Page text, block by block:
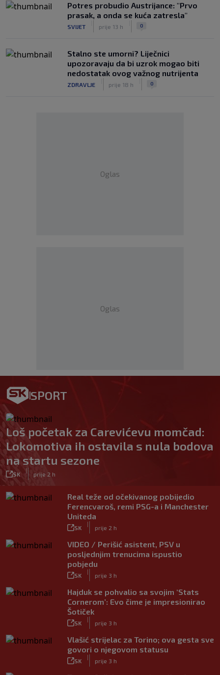
Potres probudio Austrijance: "Prvo
prasak, a onda se kuća zatresla"
SVIJET prije 13 h 0
Stalno ste umorni? Liječnici
upozoravaju da bi uzrok mogao biti
nedostatak ovog važnog nutrijenta
ZDRAVLJE prije 18 h 0
Oglas
Oglas
SPORT
Loš početak za Carevićevu momčad:
Lokomotiva ih ostavila s nula bodova
na startu sezone
SK
|
prije 2 h
Real teže od očekivanog pobijedio
Ferencvaroš, remi PSG-a i Manchester
Uniteda
SK
|
prije 2 h
VIDEO / Perišić asistent, PSV u
posljednjim trenucima ispustio
pobjedu
SK
|
prije 3 h
Hajduk se pohvalio sa svojim ‘Stats
Cornerom’: Evo čime je impresionirao
Šotiček
SK
|
prije 3 h
Vlašić strijelac za Torino; ova gesta sve
govori o njegovom statusu
SK
|
prije 3 h